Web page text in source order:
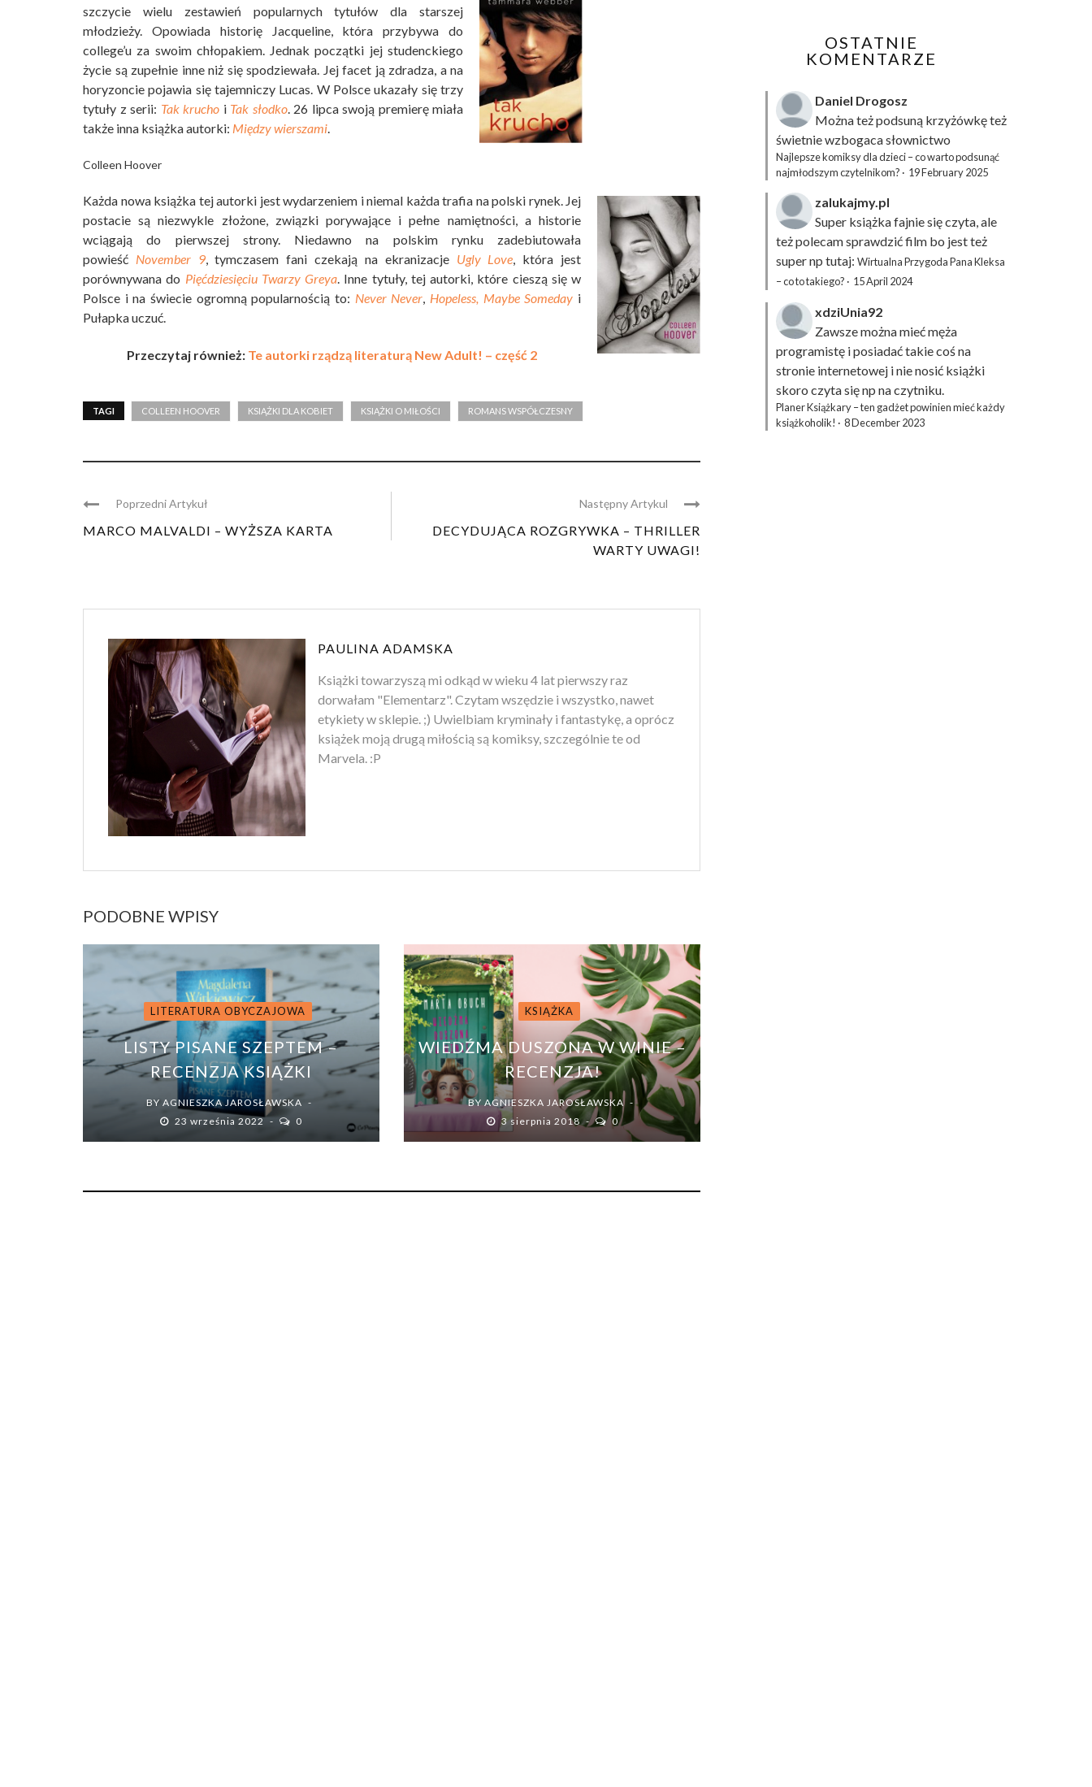
szczycie wielu zestawień popularnych tytułów dla starszej
młodzieży. Opowiada historię Jacqueline, która przybywa do
college’u za swoim chłopakiem. Jednak początki jej studenckiego
życie są zupełnie inne niż się spodziewała. Jej facet ją zdradza, a na
horyzoncie pojawia się tajemniczy Lucas. W Polsce ukazały się trzy
tytuły z serii: Tak krucho i Tak słodko. 26 lipca swoją premierę miała
także inna książka autorki: Między wierszami.
Colleen Hoover
Każda nowa książka tej autorki jest wydarzeniem i niemal każda trafia na polski rynek. Jej
postacie są niezwykle złożone, związki porywające i pełne namiętności, a historie
wciągają do pierwszej strony. Niedawno na polskim rynku zadebiutowała
powieść November 9, tymczasem fani czekają na ekranizacje Ugly Love, która jest
porównywana do Pięćdziesięciu Twarzy Greya. Inne tytuły, tej autorki, które cieszą się w
Polsce i na świecie ogromną popularnością to: Never Never, Hopeless, Maybe Someday i
Pułapka uczuć.
Przeczytaj również: Te autorki rządzą literaturą New Adult! – część 2
TAGI COLLEEN HOOVER KSIĄŻKI DLA KOBIET KSIĄŻKI O MIŁOŚCI ROMANS WSPÓŁCZESNY
Poprzedni Artykuł
MARCO MALVALDI – WYŻSZA KARTA
Następny Artykul
DECYDUJĄCA ROZGRYWKA – THRILLER
WARTY UWAGI!
PAULINA ADAMSKA
Książki towarzyszą mi odkąd w wieku 4 lat pierwszy raz
dorwałam "Elementarz". Czytam wszędzie i wszystko, nawet
etykiety w sklepie. ;) Uwielbiam kryminały i fantastykę, a oprócz
książek moją drugą miłością są komiksy, szczególnie te od
Marvela. :P
PODOBNE WPISY
LITERATURA OBYCZAJOWA
LISTY PISANE SZEPTEM –
RECENZJA KSIĄŻKI
BYAGNIESZKA JAROSŁAWSKA
23 września 2022
0
KSIĄŻKA
WIEDŹMA DUSZONA W WINIE –
RECENZJA!
BYAGNIESZKA JAROSŁAWSKA
3 sierpnia 2018
0
OSTATNIE
KOMENTARZE
Daniel Drogosz
Można też podsuną krzyżówkęteż
świetnie wzbogaca słownictwo
Najlepsze komiksy dla dzieci – co warto podsunąć
najmłodszym czytelnikom? · 19 February 2025
zalukajmy.pl
Super książka fajnie się czyta, ale
też polecam sprawdzić film bo jest też
super np tutaj: Wirtualna Przygoda Pana Kleksa
– co to takiego? · 15 April 2024
xdziUnia92
Zawsze można mieć męża
programistę i posiadać takie coś na
stronie internetowej i nie nosić książki
skoro czyta się np na czytniku.
Planer Książkary – ten gadżet powinien mieć każdy
książkoholik! · 8 December 2023